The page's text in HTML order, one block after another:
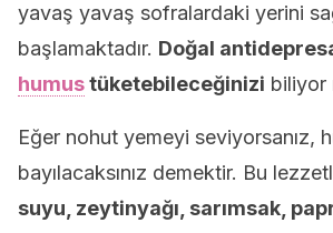
yavaş yavaş sofralardaki yerini
başlamaktadır. Doğal
humustüketebileceğinizi biliyor
Eğer nohut yemeyi seviyorsanız,
bayılacaksınız demektir. Bu
suyu, zeytinyağı, sarımsak,